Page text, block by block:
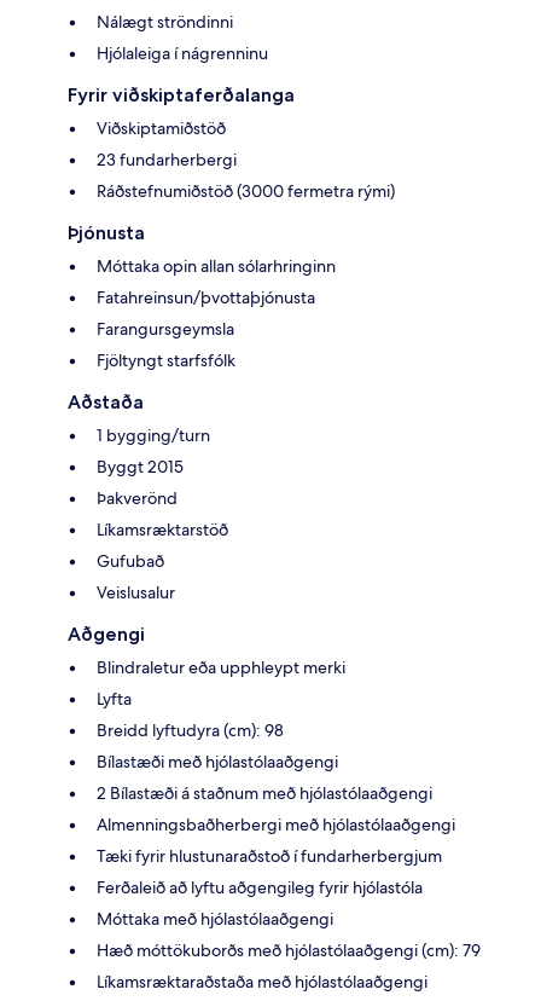
Nálægt ströndinni
Hjólaleiga í nágrenninu
Fyrir viðskiptaferðalanga
Viðskiptamiðstöð
23 fundarherbergi
Ráðstefnumiðstöð (3000 fermetra rými)
Þjónusta
Móttaka opin allan sólarhringinn
Fatahreinsun/þvottaþjónusta
Farangursgeymsla
Fjöltyngt starfsfólk
Aðstaða
1 bygging/turn
Byggt 2015
Þakverönd
Líkamsræktarstöð
Gufubað
Veislusalur
Aðgengi
Blindraletur eða upphleypt merki
Lyfta
Breidd lyftudyra (cm): 98
Bílastæði með hjólastólaaðgengi
2 Bílastæði á staðnum með hjólastólaaðgengi
Almenningsbaðherbergi með hjólastólaaðgengi
Tæki fyrir hlustunaraðstoð í fundarherbergjum
Ferðaleið að lyftu aðgengileg fyrir hjólastóla
Móttaka með hjólastólaaðgengi
Hæð móttökuborðs með hjólastólaaðgengi (cm): 79
Líkamsræktaraðstaða með hjólastólaaðgengi